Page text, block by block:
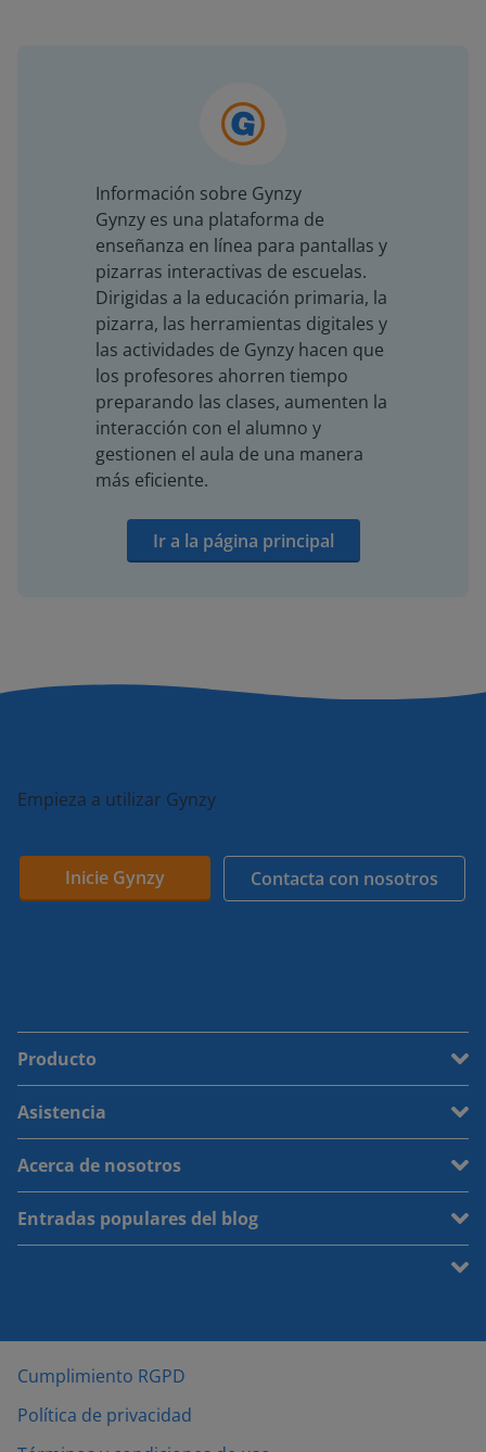
Información sobre Gynzy
Gynzy es una plataforma de
enseñanza en línea para pantallas y
pizarras interactivas de escuelas.
Dirigidas a la educación primaria, la
pizarra, las herramientas digitales y
las actividades de Gynzy hacen que
los profesores ahorren tiempo
preparando las clases, aumenten la
interacción con el alumno y
gestionen el aula de una manera
más eficiente.
Ir a la página principal
Empieza a utilizar Gynzy
Inicie Gynzy Contacta con nosotros
Producto
Asistencia
Acerca de nosotros
Entradas populares del blog
Cumplimiento RGPD
Política de privacidad